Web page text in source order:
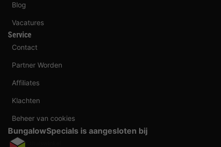
Blog
Vacatures
Service
Contact
Partner Worden
Affiliates
Klachten
Beheer van cookies
BungalowSpecials is aangesloten bij